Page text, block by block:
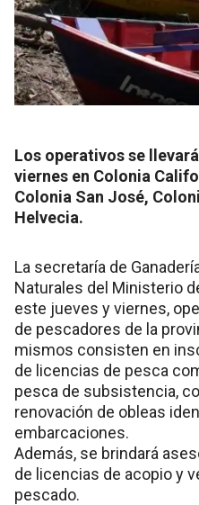
Los operativos se
viernes en Colonia
Colonia San José,
Helvecia.
La secretaría de
Naturales del Ministerio
este jueves y viernes,
de pescadores de la
mismos consisten en
de licencias de pesca
pesca de subsistencia,
renovación de obleas
embarcaciones.
Además, se brindará
de licencias de acopio y
pescado.